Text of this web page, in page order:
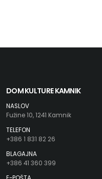
DOM KULTURE KAMNIK
NASLOV
Fužine 10, 1241 Kamnik
TELEFON
+386 1 831 82 26
BLAGAJNA
+386 41 360 399